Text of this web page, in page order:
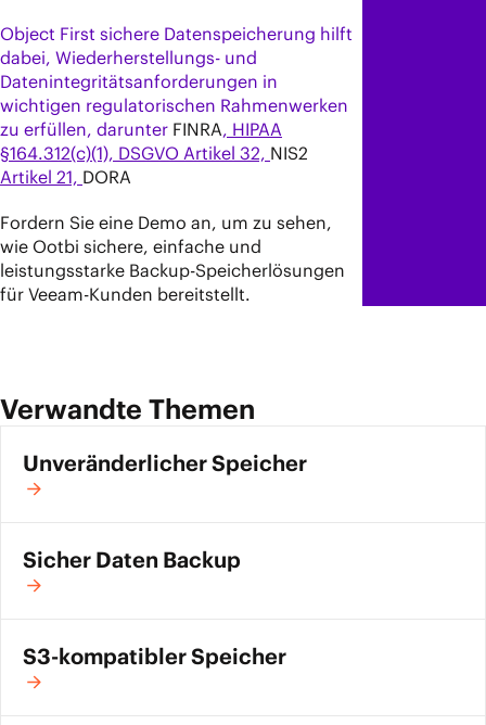
Object First sichere Datenspeicherung hilft
dabei, Wiederherstellungs- und
Datenintegritätsanforderungen in
wichtigen regulatorischen Rahmenwerken
zu erfüllen, darunter FINRA, HIPAA
§164.312(c)(1), DSGVO Artikel 32, NIS2
Artikel 21, DORA
Fordern Sie eine Demo an, um zu sehen,
wie Ootbi sichere, einfache und
leistungsstarke Backup-Speicherlösungen
für Veeam-Kunden bereitstellt.
Verwandte Themen
Unveränderlicher Speicher
Sicher Daten Backup
S3-kompatibler Speicher